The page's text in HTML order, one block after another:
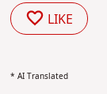
LIKE
* AI Translated